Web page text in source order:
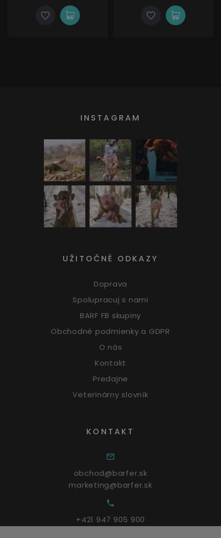
INSTAGRAM
UŽITOČNÉ ODKAZY
Doprava
Spolupracuj s nami
BARF FB skupiny
Obchodné podmienky a GDPR
O nás
Kontakt
Predajne
Veterinárny slovník
KONTAKT
obchod@barfer.sk
marketing@barfer.sk
+421 947 905 900